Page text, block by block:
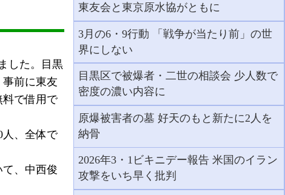
した。目黒
前に東友
で借用で
、全体で
、中西俊
東友会と東京原水協がともに
3月の6・9行動 「戦争が当たり前」の世
界にしない
目黒区で被爆者・二世の相談会 少人数で
密度の濃い内容に
原爆被害者の墓 好天のもと新たに2人を
納骨
2026年3・1ビキニデー報告 米国のイラン
攻撃をいち早く批判